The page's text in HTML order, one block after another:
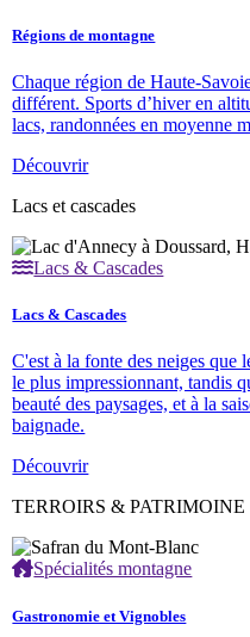
Régions de montagne
Chaque région de Haute-
différent. Sports d’hiver en
lacs, randonnées en moyenne
Découvrir
Lacs et cascades
Lacs & Cascades
Lacs & Cascades
C'est à la fonte des neiges que
le plus impressionnant, tandis
beauté des paysages, et à la
baignade.
Découvrir
TERROIRS & PATRIMOINE
Spécialités montagne
Gastronomie et Vignobles